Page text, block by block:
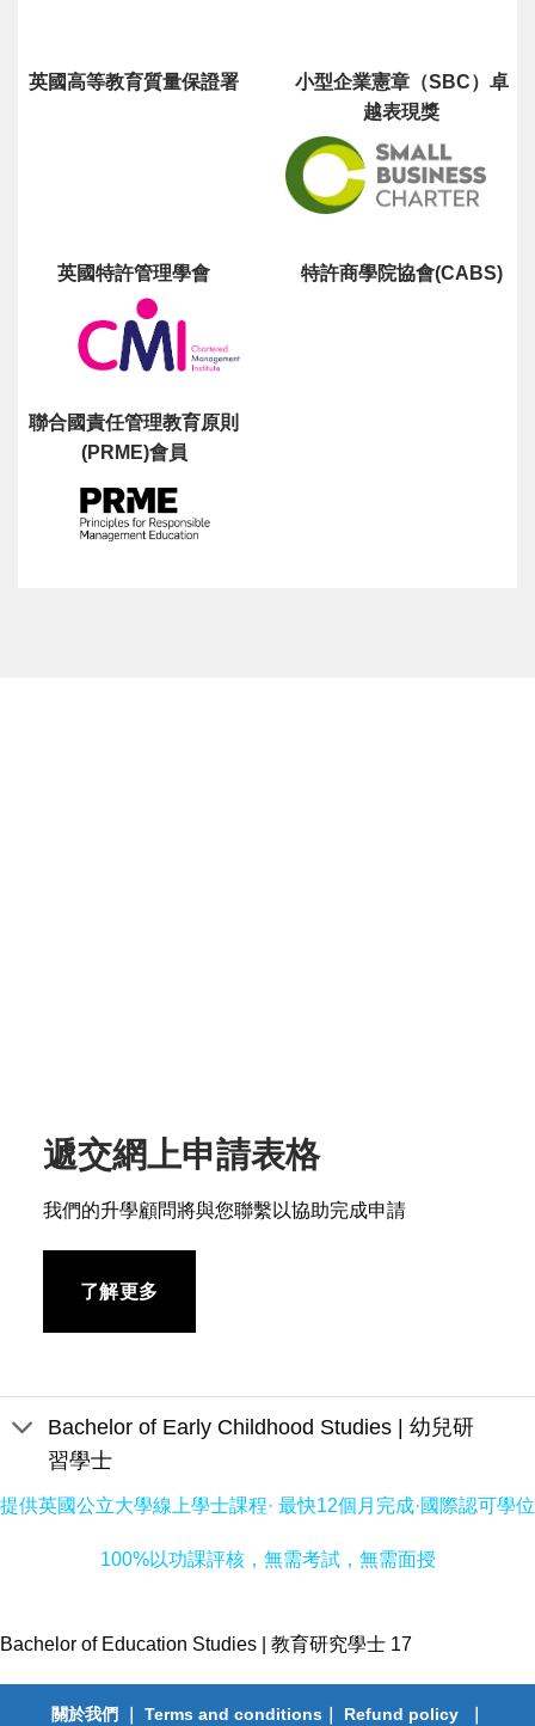
英國高等教育質量保證署
小型企業憲章（SBC）卓
越表現獎
英國特許管理學會 特許商學院協會(CABS)
聯合國責任管理教育原則
(PRME)會員
遞交網上申請表格
我們的升學顧問將與您聯繫以協助完成申請
了解更多
Bachelor of Early Childhood Studies | 幼兒研
習學士
提供英國公立大學線上學士課程· 最快12個月完成·國際認可學位
100%以功課評核，無需考試，無需面授
Bachelor of Education Studies | 教育研究學士 17
關於我們 Terms and conditions Refund policy｜